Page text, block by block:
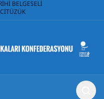
BELGESELİ
TÜZÜK